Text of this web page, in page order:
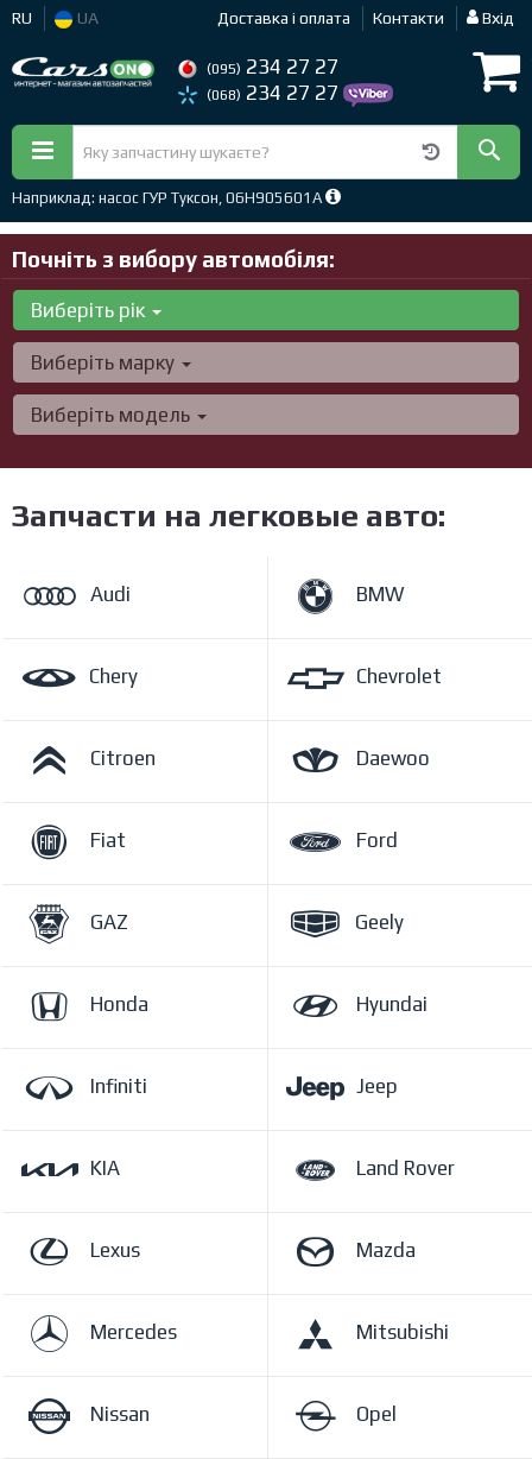
RU UA Доставка і оплата Контакти Вхід
(095) 234 27 27
(068) 234 27 27
Наприклад: насос ГУР Туксон, 06H905601A
Почніть з вибору автомобіля:
Виберіть рік
Виберіть марку
Виберіть модель
Запчасти на легковые авто:
Audi BMW
Chery Chevrolet
Citroen Daewoo
Fiat Ford
GAZ Geely
Honda Hyundai
Infiniti Jeep
KIA Land Rover
Lexus Mazda
Mercedes Mitsubishi
Nissan Opel